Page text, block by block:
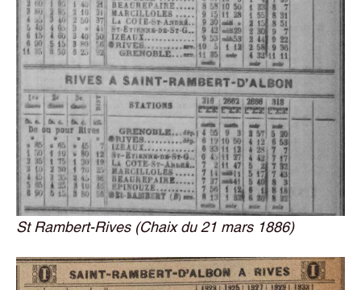
St Rambert-Rives (Chaix du 21 mars 1886)